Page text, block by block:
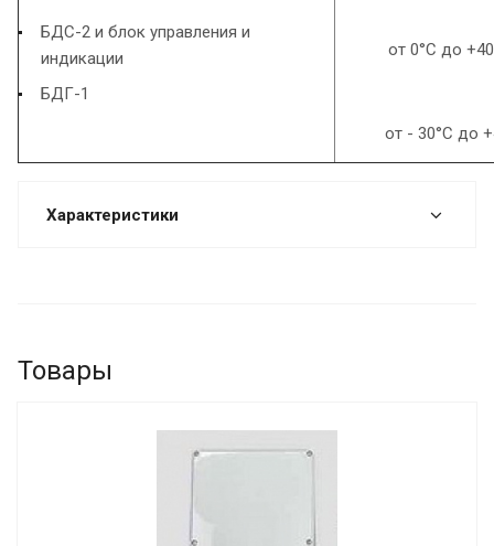
БДС-2 и блок управления и
индикации
БДГ-1
от 0°С до
от - 30°С до
Характеристики
Товары